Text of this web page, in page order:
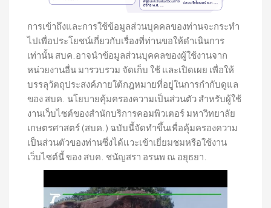
การเข้าถึงและการใช้ข้อมูลส่วนบุคคลของท่านจะกระทำ
ไปเพื่อประโยชน์เกี่ยวกับเรื่องที่ท่านขอให้ดำเนินการ
เท่านั้น สบค.อาจนำข้อมูลส่วนบุคคลของผู้ใช้งานจาก
หน่วยงานอื่น มารวบรวม จัดเก็บ ใช้ และเปิดเผย เพื่อให้
บรรลุวัตถุประสงค์ภายใต้กฎหมายที่อยู่ในการกำกับดูแล
ของ สบค. นโยบายคุ้มครองความเป็นส่วนตัว สำหรับผู้ใช้
งานเว็บไซต์ของสำนักบริการคอมพิวเตอร์ มหาวิทยาลัย
เกษตรศาสตร์ (สบค.) ฉบับนี้จัดทำขึ้นเพื่อคุ้มครองความ
เป็นส่วนตัวของท่านซึ่งได้แวะเข้าเยี่ยมชมหรือใช้งาน
เว็บไซต์นี้ ของ สบค. ชนัญสรา อรนพ ณ อยุธยา.